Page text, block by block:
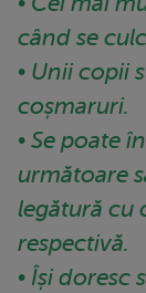
când se
• Unii copii
coșmaruri.
• Se poate
următoare
legătură cu
respectivă.
• Își doresc